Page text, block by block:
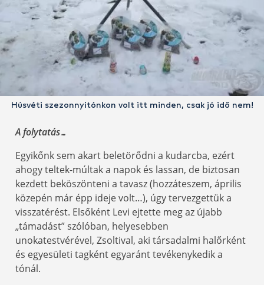
Húsvéti szezonnyitónkon volt itt minden, csak jó idő nem!
A folytatás…
Egyikőnk sem akart beletörődni a kudarcba, ezért
ahogy teltek-múltak a napok és lassan, de biztosan
kezdett beköszönteni a tavasz (hozzáteszem, április
közepén már épp ideje volt…), úgy tervezgettük a
visszatérést. Elsőként Levi ejtette meg az újabb
„támadást” szólóban, helyesebben
unokatestvérével, Zsoltival, aki társadalmi halőrként
és egyesületi tagként egyaránt tevékenykedik a
tónál.